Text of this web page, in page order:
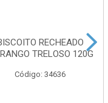
RECHEADO
TRELOSO 120G
Código: 34636